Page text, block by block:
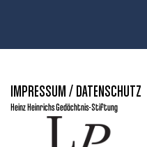
IMPRESSUM / DATENSCHUTZ
Heinz Heinrichs Gedächtnis-Stiftung